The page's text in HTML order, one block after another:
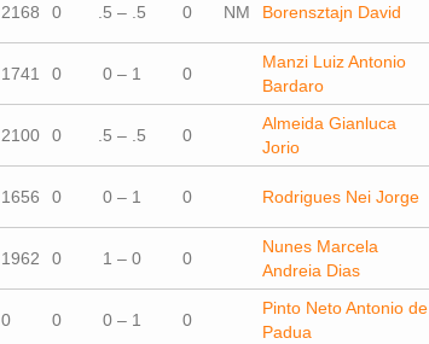
2168 0 .5 – .5 0 NM Borensztajn David
1741 0 0 – 1 0
Manzi Luiz Antonio
Bardaro
2100 0 .5 – .5 0
Almeida Gianluca
Jorio
1656 0 0 – 1 0 Rodrigues Nei Jorge
1962 0 1 – 0 0
Nunes Marcela
Andreia Dias
0 0 0 – 1 0
Pinto Neto Antonio de
Padua